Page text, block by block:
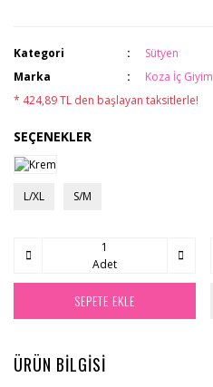
Kategori
Sütyen
Marka
Koza İç Giyim
* 424,89 TL den başlayan taksitlerle!
SEÇENEKLER
L/XL S/M
Adet
SEPETE EKLE
ÜRÜN BİLGİSİ